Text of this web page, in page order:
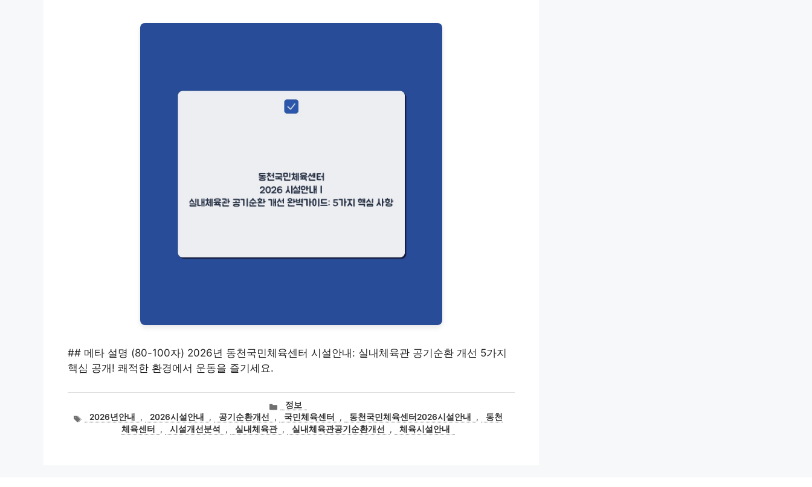
## 메타 설명 (80-100자) 2026년 동천국민체육센터 시설안내: 실내체육관 공기순환 개선 5가지
핵심 공개! 쾌적한 환경에서 운동을 즐기세요.
카
테
고
정보
태2026년안내 , 2026시설안내 , 공기순환개선 , 국민체육센터 , 동천국민체육센터2026시설안내 ,
동천
체육센터
, 시설개선분석 , 실내체육관 , 실내체육관공기순환개선 , 체육시설안내